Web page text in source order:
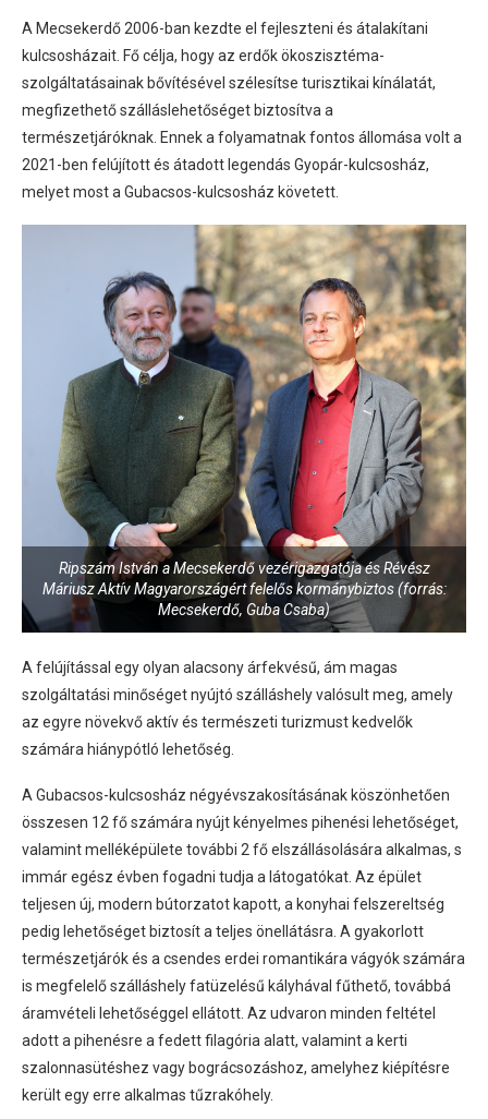
A Mecsekerdő 2006-ban kezdte el fejleszteni és átalakítani
kulcsosházait. Fő célja, hogy az erdők ökoszisztéma-
szolgáltatásainak bővítésével szélesítse turisztikai kínálatát,
megfizethető szálláslehetőséget biztosítva a
természetjáróknak. Ennek a folyamatnak fontos állomása volt a
2021-ben felújított és átadott legendás Gyopár-kulcsosház,
melyet most a Gubacsos-kulcsosház követett.
Ripszám István a Mecsekerdő vezérigazgatója és Révész
Máriusz Aktív Magyarországért felelős kormánybiztos (forrás:
Mecsekerdő, Guba Csaba)
A felújítással egy olyan alacsony árfekvésű, ám magas
szolgáltatási minőséget nyújtó szálláshely valósult meg, amely
az egyre növekvő aktív és természeti turizmust kedvelők
számára hiánypótló lehetőség.
A Gubacsos-kulcsosház négyévszakosításának köszönhetően
összesen 12 fő számára nyújt kényelmes pihenési lehetőséget,
valamint melléképülete további 2 fő elszállásolására alkalmas, s
immár egész évben fogadni tudja a látogatókat. Az épület
teljesen új, modern bútorzatot kapott, a konyhai felszereltség
pedig lehetőséget biztosít a teljes önellátásra. A gyakorlott
természetjárók és a csendes erdei romantikára vágyók számára
is megfelelő szálláshely fatüzelésű kályhával fűthető, továbbá
áramvételi lehetőséggel ellátott. Az udvaron minden feltétel
adott a pihenésre a fedett filagória alatt, valamint a kerti
szalonnasütéshez vagy bográcsozáshoz, amelyhez kiépítésre
került egy erre alkalmas tűzrakóhely.